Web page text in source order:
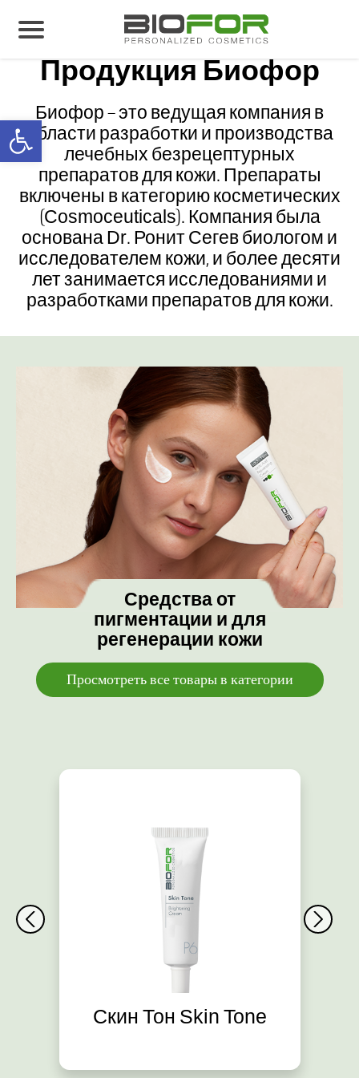
Open toolbar
О нас
Продукция
Результаты лечения
Свяжитесь с нами
Biofor Продукция Биофор
Продукция Биофор
Биофор – это ведущая компания в
области разработки и производства
лечебных безрецептурных
препаратов для кожи. Препараты
включены в категорию косметических
(Cosmoceuticals). Компания была
основана Dr. Ронит Сегев биологом и
исследователем кожи, и более десяти
лет занимается исследованиями и
разработками препаратов для кожи.
Средства от
пигментации и для
регенерации кожи
Просмотреть все товары в категории
Скин Тон Skin Tone